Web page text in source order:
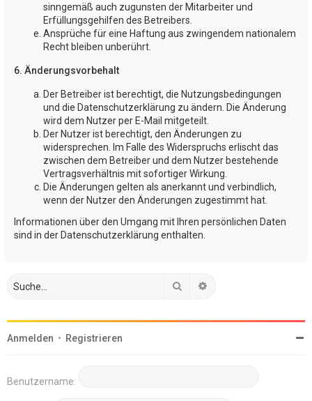
sinngemäß auch zugunsten der Mitarbeiter und
Erfüllungsgehilfen des Betreibers.
Ansprüche für eine Haftung aus zwingendem nationalem
Recht bleiben unberührt.
6. Änderungsvorbehalt
Der Betreiber ist berechtigt, die Nutzungsbedingungen
und die Datenschutzerklärung zu ändern. Die Änderung
wird dem Nutzer per E-Mail mitgeteilt.
Der Nutzer ist berechtigt, den Änderungen zu
widersprechen. Im Falle des Widerspruchs erlischt das
zwischen dem Betreiber und dem Nutzer bestehende
Vertragsverhältnis mit sofortiger Wirkung.
Die Änderungen gelten als anerkannt und verbindlich,
wenn der Nutzer den Änderungen zugestimmt hat.
Informationen über den Umgang mit Ihren persönlichen Daten
sind in der Datenschutzerklärung enthalten.
Suche
Anmelden • Registrieren
Benutzername: